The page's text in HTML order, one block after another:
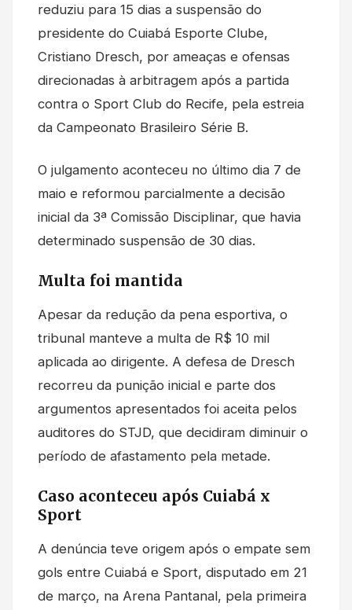
reduziu para 15 dias a suspensão do
presidente do Cuiabá Esporte Clube,
Cristiano Dresch, por ameaças e ofensas
direcionadas à arbitragem após a partida
contra o Sport Club do Recife, pela estreia
da Campeonato Brasileiro Série B.
O julgamento aconteceu no último dia 7 de
maio e reformou parcialmente a decisão
inicial da 3ª Comissão Disciplinar, que havia
determinado suspensão de 30 dias.
Multa foi mantida
Apesar da redução da pena esportiva, o
tribunal manteve a multa de R$ 10 mil
aplicada ao dirigente. A defesa de Dresch
recorreu da punição inicial e parte dos
argumentos apresentados foi aceita pelos
auditores do STJD, que decidiram diminuir o
período de afastamento pela metade.
Caso aconteceu após Cuiabá x
Sport
A denúncia teve origem após o empate sem
gols entre Cuiabá e Sport, disputado em 21
de março, na Arena Pantanal, pela primeira